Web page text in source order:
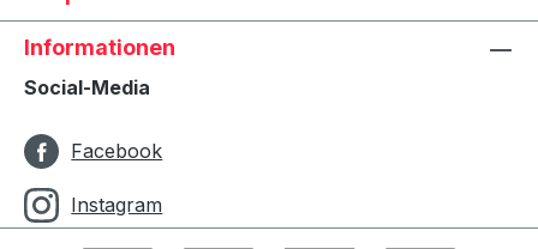
Informationen
Social-Media
Facebook
Instagram